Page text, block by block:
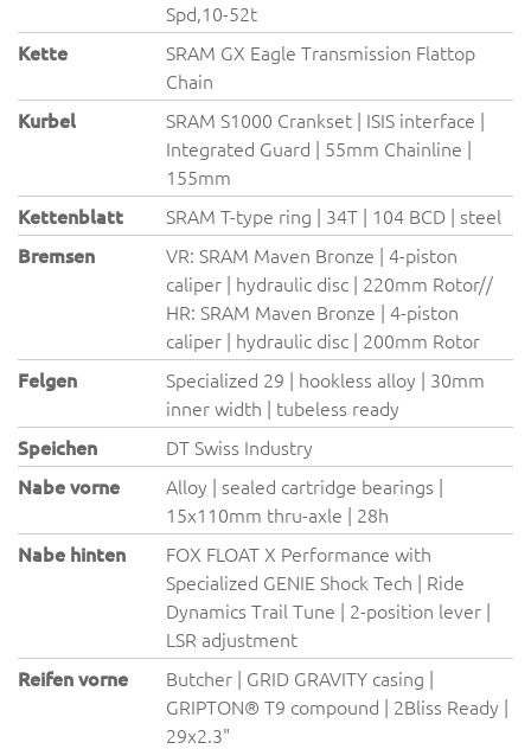
Spd,10-52t
Kette
SRAM GX Eagle Transmission Flattop
Chain
Kurbel
SRAM S1000 Crankset | ISIS interface |
Integrated Guard | 55mm Chainline |
155mm
Kettenblatt
SRAM T-type ring | 34T | 104 BCD | steel
Bremsen
VR: SRAM Maven Bronze | 4-piston
caliper | hydraulic disc | 220mm Rotor//
HR: SRAM Maven Bronze | 4-piston
caliper | hydraulic disc | 200mm Rotor
Felgen
Specialized 29 | hookless alloy | 30mm
inner width | tubeless ready
Speichen
DT Swiss Industry
Nabe vorne
Alloy | sealed cartridge bearings |
15x110mm thru-axle | 28h
Nabe hinten
FOX FLOAT X Performance with
Specialized GENIE Shock Tech | Ride
Dynamics Trail Tune | 2-position lever |
LSR adjustment
Reifen vorne
Butcher | GRID GRAVITY casing |
GRIPTON® T9 compound | 2Bliss Ready |
29x2.3"